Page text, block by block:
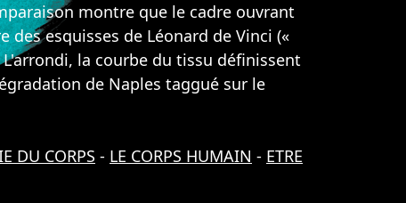
montre que le cadre ouvrant
esquisses de Léonard de Vinci («
la courbe du tissu définissent
de Naples taggué sur le
DU CORPS - LE CORPS HUMAIN - ETRE